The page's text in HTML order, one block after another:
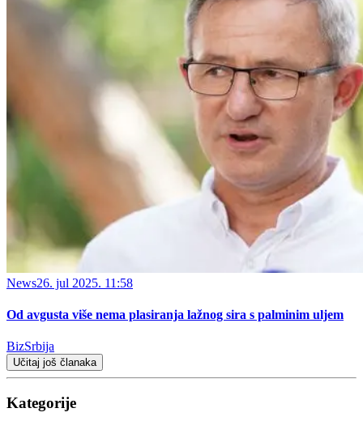
News26. jul 2025. 11:58
Od avgusta više nema plasiranja lažnog sira s palminim uljem
BizSrbija
Učitaj još članaka
Kategorije